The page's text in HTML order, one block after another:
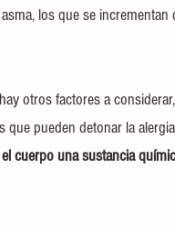
los que se
otros factores a considerar,
pueden detonar la
cuerpo una sustancia